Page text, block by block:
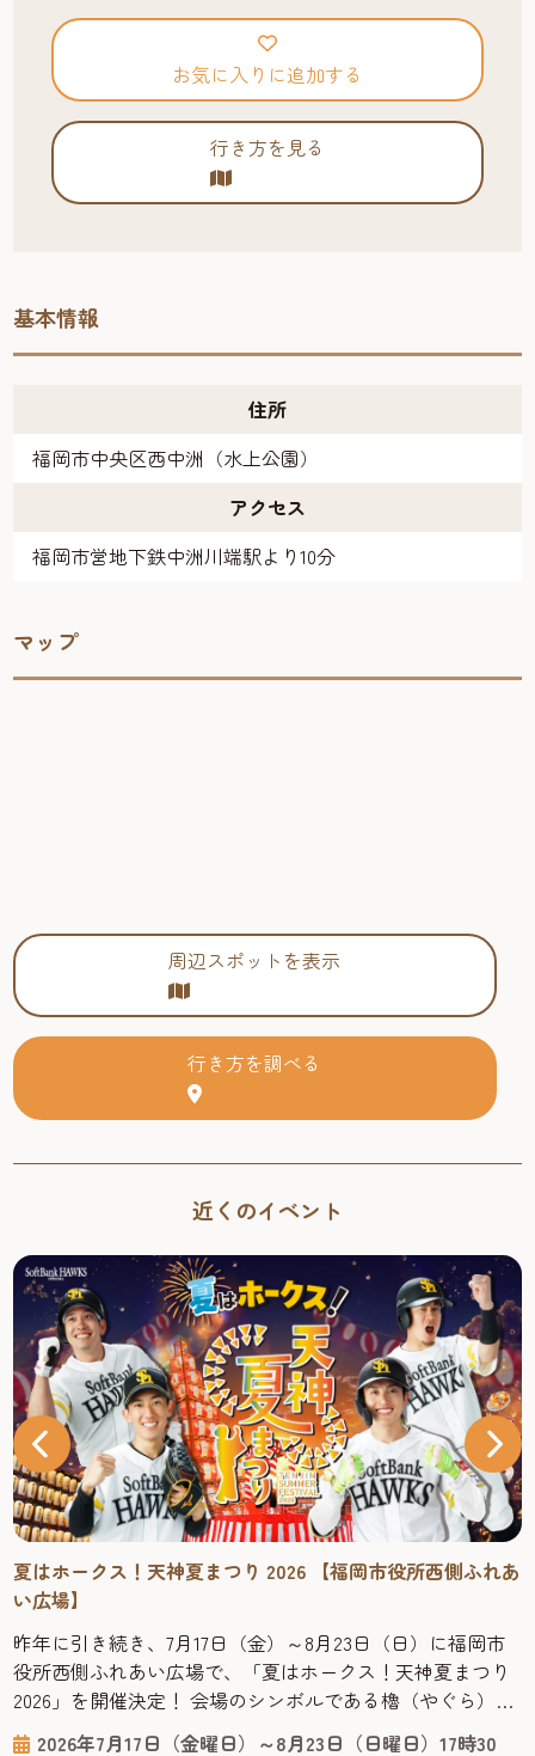
お気に入りに追加する
行き方を見る
基本情報
住所
福岡市中央区西中洲（水上公園）
アクセス
福岡市営地下鉄中洲川端駅より10分
マップ
周辺スポットを表示
行き方を調べる
近くのイベント
夏はホークス！天神夏まつり 2026 【福岡市役所西側ふれあ
い広場】
昨年に引き続き、7月17日（金）～8月23日（日）に福岡市
役所西側ふれあい広場で、「夏はホークス！天神夏まつり
2026」を開催決定！ 会場のシンボルである櫓（やぐら）は
ホークス仕様に装飾され、お気に入りの選手と写真撮影を
2026年7月17日（金曜日）～8月23日（日曜日）17時30